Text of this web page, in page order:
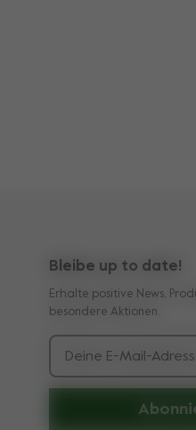
Bleibe up to date!
Erhalte positive News,
besondere Aktionen.
Deine E-Mail-